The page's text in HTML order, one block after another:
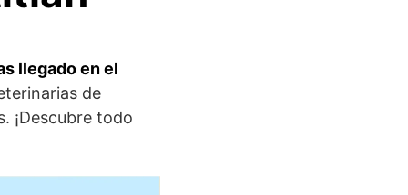
llegado en el
de
¡Descubre todo